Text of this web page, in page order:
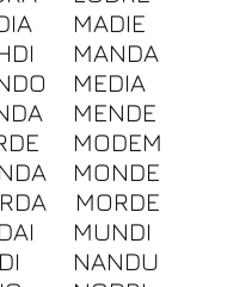
MADIE
MANDA
MEDIA
MENDE
MODEM
MONDE
MORDE
MUNDI
NANDU